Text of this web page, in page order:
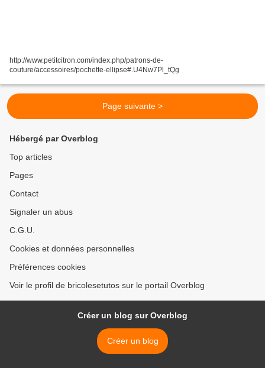
http://www.petitcitron.com/index.php/patrons-de-
couture/accessoires/pochette-ellipse#.U4Nw7Pl_tQg
Page suivante >
Hébergé par Overblog
Top articles
Pages
Contact
Signaler un abus
C.G.U.
Cookies et données personnelles
Préférences cookies
Voir le profil de bricolesetutos sur le portail Overblog
Créer un blog sur Overblog
Créer un blog